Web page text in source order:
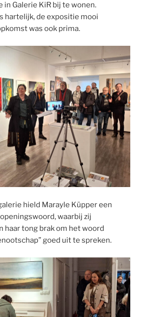
in Galerie KiR bij te wonen.
hartelijk, de expositie mooi
was ook prima.
hield Marayle Küpper een
waarbij zij
haar tong brak om het woord
goed uit te spreken.